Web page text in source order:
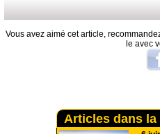
Vous avez aimé cet article,
le avec
Articles dans